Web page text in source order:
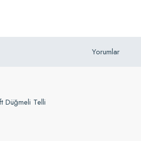
Yorumlar
Düğmeli Telli